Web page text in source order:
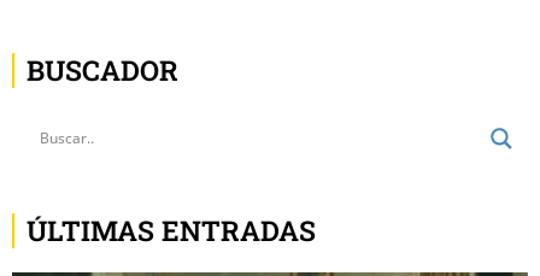
BUSCADOR
ÚLTIMAS ENTRADAS